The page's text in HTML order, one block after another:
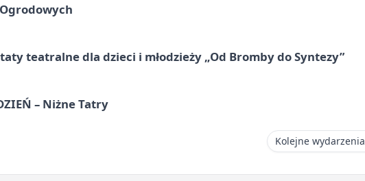
teatralne dla dzieci i młodzieży „Od Bromby do Syntezy”
– Niżne Tatry
Kolejne wydarzenia